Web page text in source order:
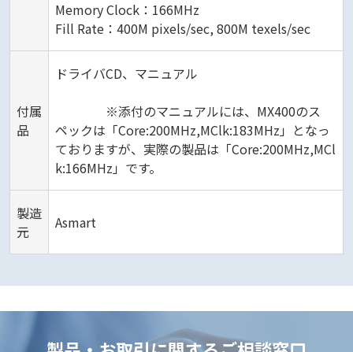
Memory Clock：166MHz
Fill Rate：400M pixels/sec, 800M texels/sec
付属
品
ドライバCD、マニュアル
※添付のマニュアルには、MX400のス
ペックは「Core:200MHz,MClk:183MHz」となっ
ておりますが、実際の製品は「Core:200MHz,MCl
k:166MHz」です。
製造
元
Asmart